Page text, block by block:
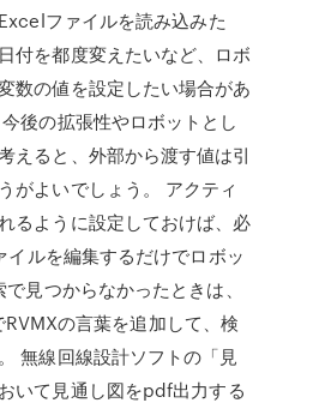
ファイルを読み込みた
付を都度変えたいなど、ロボ
数の値を設定したい場合があ
後の拡張性やロボットとし
えると、外部から渡す値は引
がよいでしょう。 アクティ
るように設定しておけば、必
ルを編集するだけでロボッ
見つからなかったときは、
の言葉を追加して、検
無線回線設計ソフトの「見
いて見通し図をpdf出力する